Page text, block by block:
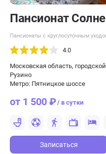
Пансионат
Пансионаты с круглосуточным
4.0
Московская область,
Рузино
Метро: Пятницкое шоссе
от 1 500 ₽/ в сутки
Записаться